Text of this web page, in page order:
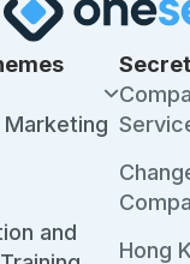
Marketing
and
Hong